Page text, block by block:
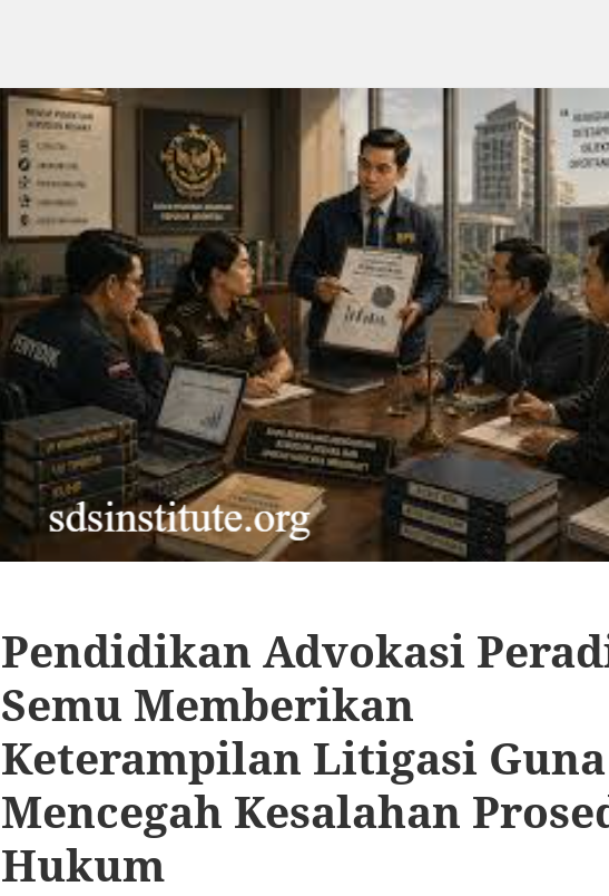
Pendidikan Advokasi
Semu Memberikan
Keterampilan Litigasi Guna
Mencegah Kesalahan
Hukum